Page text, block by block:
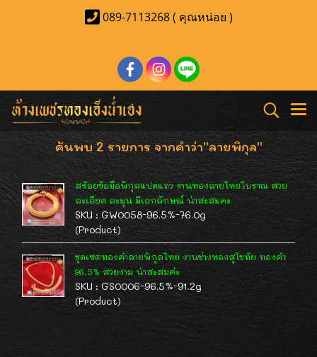
089-7113268 ( คุณหน่อย )
ค้นพบ 2 รายการ จากคำว่า"ลายพิกุล"
สร้อยข้อมือพิกุลแปดแถว งานทองลายไทยโบราณ สวย
ละเอียด ละมุน มีเอกลักษณ์ น่าสะสมคะ
SKU : GW0058-96.5%-76.0g
(Product)
ชุดเซตทองคำลายพิกุลไทย งานช่างทองสุโขทัย ทองคำ
96.5% สวยงาม น่าสะสมค่ะ
SKU : GS0006-96.5%-91.2g
(Product)